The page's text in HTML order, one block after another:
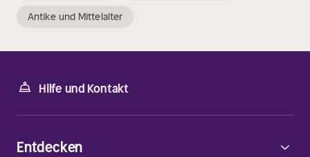
Antike und Mittelalter
Hilfe und Kontakt
Entdecken